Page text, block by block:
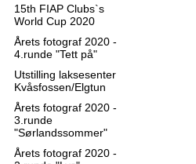
15th FIAP Clubs`s
World Cup 2020
Årets fotograf 2020 -
4.runde "Tett på"
Utstilling laksesenter
Kvåsfossen/Elgtun
Årets fotograf 2020 -
3.runde
"Sørlandssommer"
Årets fotograf 2020 -